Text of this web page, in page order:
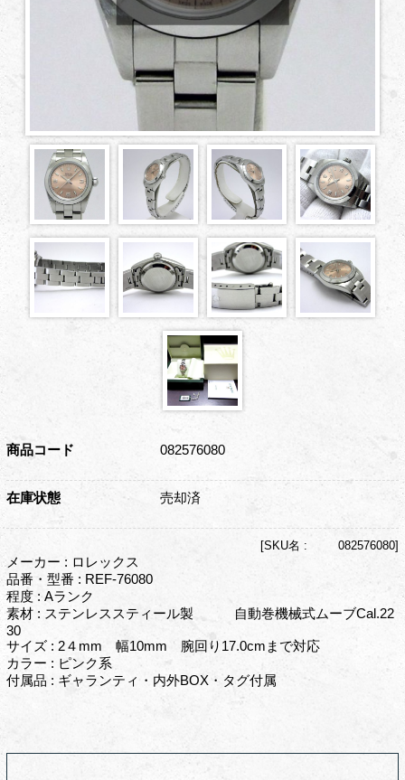
商品コード 082576080
在庫状態 売却済
[SKU名 : 082576080]
メーカー : ロレックス
品番・型番 : REF-76080
程度 : Aランク
素材 : ステンレススティール製 自動巻機械式ムーブCal.22
30
サイズ : 2４mm 幅10mm 腕回り17.0cmまで対応
カラー : ピンク系
付属品 : ギャランティ・内外BOX・タグ付属